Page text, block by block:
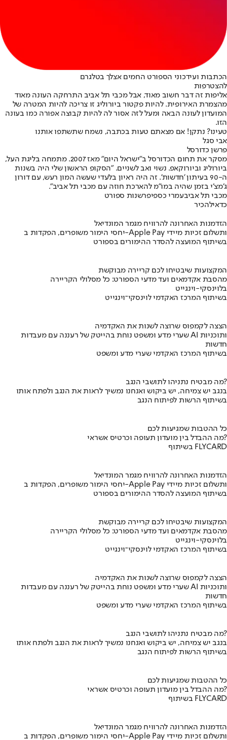
הכתבות ועידכוני הספורט החמים אצלך בטלגרם
להצטרפות
אליפות זה דבר חשוב מאוד, אבל מכבי תל אביב התרחקה העונה מאוד
מהצמרת האירופית. להיות פקטור ביורוליג זו צריכה להיות המטרה של
המועדון לעונה הבאה ומעל לזה אסור לה להיות קבוצה אפורה כמו בעונה
הזו.
טעינו? נתקן! אם מצאתם טעות בכתבה, נשמח שתשתפו אותנו
אבי סגל
פרשן כדורסל
מסקר את תחום הכדורסל ב"ישראל היום" מאז 2007. מתמחה בליגת העל,
ביורוליג וביורוקאפ. נשוי ואב לשניים. "הסקופ הראשון שלי היה בשנות
ה-90 בעיתון 'חדשות'. זה היה ראיון בלעדי שעשה המון רעש, עם דורון
ג׳מצ׳י בזמן שהיה במו״מ להארכת חוזה עם מכבי תל אביב".
מכבי תל אביבעמרי כספיפרשנות ספורט
כדאילהכיר
הזדמנות האחרונה להרוויח מגמר המונדיאל
יחסי הימור משופרים, הפקדות ב-Apple Pay ותשלום זכיות מיידי
בשיתוף המועצה להסדר ההימורים בספורט
המקצועות שיבטיחו לכם קריירה מבוקשת
מהסבת אקדמאים ועד מדעי הספורט: כל מסלולי הקריירה
בלוינסקי-וינגייט
בשיתוף המרכז האקדמי לוינסקי־וינגייט
הצצה לקמפוס שרוצה לשנות את האקדמיה
שערי מדע ומשפט נוחת בהייטק של רעננה עם מעבדות AI ותוכניות
חדשות
בשיתוף המרכז האקדמי שערי מדע ומשפט
מה מבטיח נתניהו לתושבי הנגב?
בנגב יש צמיחה, יש ביקוש ואנחנו נמשיך לראות את הנגב ולפתח אותו
בשיתוף הרשות לפיתוח הנגב
כל ההטבות שמגיעות לכם
מה ההבדל בין מועדון תעופה וכרטיס אשראי?
בשיתוף FLYCARD
הזדמנות האחרונה להרוויח מגמר המונדיאל
יחסי הימור משופרים, הפקדות ב-Apple Pay ותשלום זכיות מיידי
בשיתוף המועצה להסדר ההימורים בספורט
המקצועות שיבטיחו לכם קריירה מבוקשת
מהסבת אקדמאים ועד מדעי הספורט: כל מסלולי הקריירה
בלוינסקי-וינגייט
בשיתוף המרכז האקדמי לוינסקי־וינגייט
הצצה לקמפוס שרוצה לשנות את האקדמיה
שערי מדע ומשפט נוחת בהייטק של רעננה עם מעבדות AI ותוכניות
חדשות
בשיתוף המרכז האקדמי שערי מדע ומשפט
מה מבטיח נתניהו לתושבי הנגב?
בנגב יש צמיחה, יש ביקוש ואנחנו נמשיך לראות את הנגב ולפתח אותו
בשיתוף הרשות לפיתוח הנגב
כל ההטבות שמגיעות לכם
מה ההבדל בין מועדון תעופה וכרטיס אשראי?
בשיתוף FLYCARD
הזדמנות האחרונה להרוויח מגמר המונדיאל
יחסי הימור משופרים, הפקדות ב-Apple Pay ותשלום זכיות מיידי